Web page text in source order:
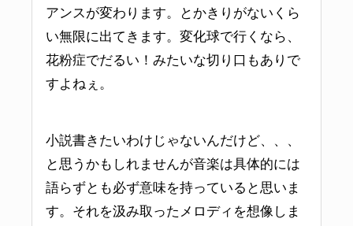
アンスが変わります。とかきりがないくら
い無限に出てきます。変化球で行くなら、
花粉症でだるい！みたいな切り口もありで
すよねぇ。
小説書きたいわけじゃないんだけど、、、
と思うかもしれませんが音楽は具体的には
語らずとも必ず意味を持っていると思いま
す。それを汲み取ったメロディを想像しま